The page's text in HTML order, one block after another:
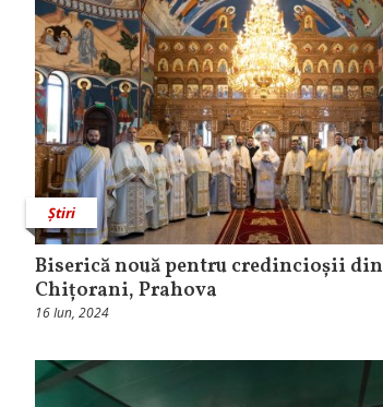
Știri
Biserică nouă pentru credincioșii din
Chițorani, Prahova
16 Iun, 2024